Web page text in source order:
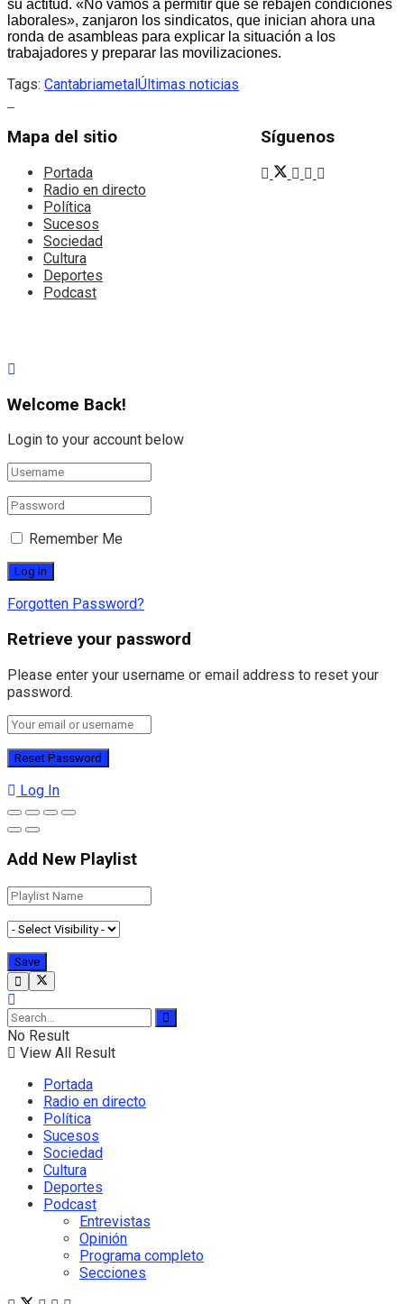
su actitud. «No vamos a permitir que se rebajen condiciones
laborales», zanjaron los sindicatos, que inician ahora una
ronda de asambleas para explicar la situación a los
trabajadores y preparar las movilizaciones.
Tags: Cantabriametal Últimas noticias
Mapa del sitio
Portada
Radio en directo
Política
Sucesos
Sociedad
Cultura
Deportes
Podcast
Síguenos
Welcome Back!
Login to your account below
Remember Me
Forgotten Password?
Retrieve your password
Please enter your username or email address to reset your
password.
Log In
Add New Playlist
No Result
View All Result
Portada
Radio en directo
Política
Sucesos
Sociedad
Cultura
Deportes
Podcast
Entrevistas
Opinión
Programa completo
Secciones